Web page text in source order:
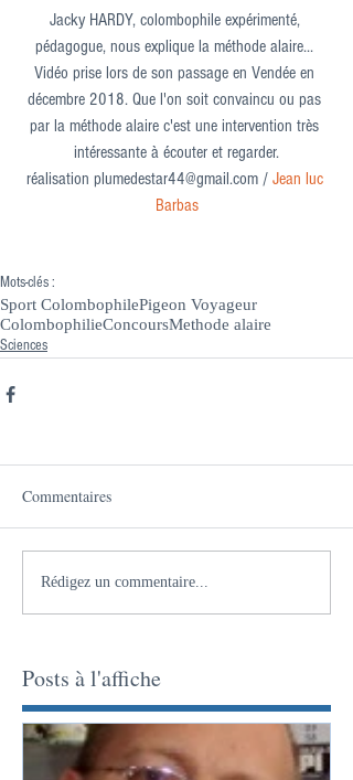
Jacky HARDY, colombophile expérimenté,
pédagogue, nous explique la méthode alaire...
Vidéo prise lors de son passage en Vendée en
décembre 2018. Que l'on soit convaincu ou pas
par la méthode alaire c'est une intervention très
intéressante à écouter et regarder.
réalisation plumedestar44@gmail.com / Jean luc
Barbas
Mots-clés :
Sport ColombophilePigeon Voyageur
ColombophilieConcoursMethode alaire
Sciences
Commentaires
Rédigez un commentaire...
Posts à l'affiche